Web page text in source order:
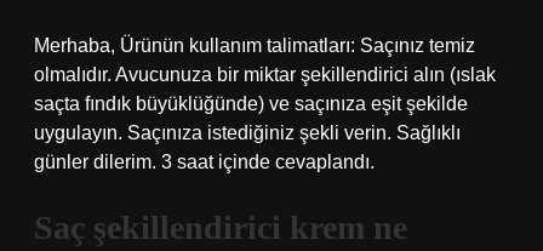
Merhaba, Ürünün kullanım talimatları: Saçınız temiz
olmalıdır. Avucunuza bir miktar şekillendirici alın (ıslak
saçta fındık büyüklüğünde) ve saçınıza eşit şekilde
uygulayın. Saçınıza istediğiniz şekli verin. Sağlıklı
günler dilerim. 3 saat içinde cevaplandı.
Saç şekillendirici krem ne